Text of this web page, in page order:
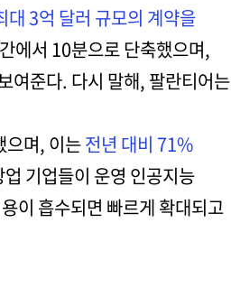
대 3억 달러 규모의 계약을
에서 10분으로 단축했으며,
여준다. 다시 말해, 팔란티어는
며, 이는전년 대비 71%
기업들이 운영 인공지능
이 흡수되면 빠르게 확대되고